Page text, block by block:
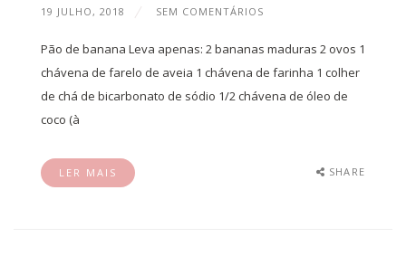
19 JULHO, 2018 SEM COMENTÁRIOS
Pão de banana Leva apenas: 2 bananas maduras 2 ovos 1
chávena de farelo de aveia 1 chávena de farinha 1 colher
de chá de bicarbonato de sódio 1/2 chávena de óleo de
coco (à
LER MAIS SHARE